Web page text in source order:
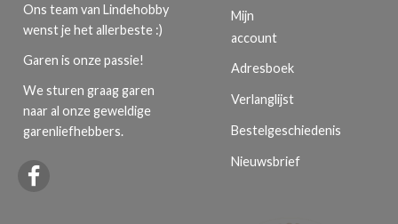
Ons team van Lindehobby
wenst je het allerbeste :)
Garen is onze passie!
We sturen graag garen
naar al onze geweldige
garenliefhebbers.
Mijn
account
Adresboek
Verlanglijst
Bestelgeschiedenis
Nieuwsbrief